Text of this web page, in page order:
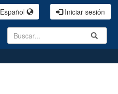
Iniciar sesión
Español
Search Submit